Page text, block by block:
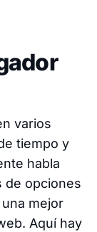
varios
tiempo y
habla
de opciones
mejor
Aquí hay